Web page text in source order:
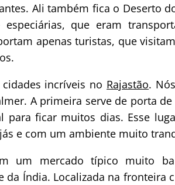
Ali também fica o Deserto
que eram
apenas turistas, que
incríveis no Rajastão.
A primeira serve de porta
para ficar muitos dias. Esse
e com um ambiente muito
um mercado típico muito
da Índia. Localizada na fronteira